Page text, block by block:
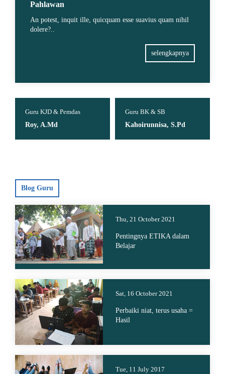
Pahlawan
An potest, inquit ille, quicquam esse suavius quam nihil
dolere?..
selengkapnya
Guru KJD & Pemdas
Roy, A.Md
Guru BK & SB
Kahoirunnisa, S.Pd
Blog Guru
Thu, 21 October 2021
Pentingnya ETIKA dalam
Belajar
Sat, 16 October 2021
Perbaiki niat, terus usaha =
Hasil
Tue, 11 July 2017